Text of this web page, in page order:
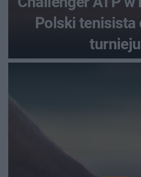
Polski tenisista
turnieju